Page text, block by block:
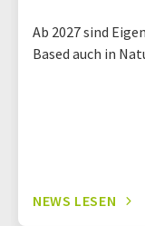
Ab 2027 sind
Based auch in
NEWS LESEN